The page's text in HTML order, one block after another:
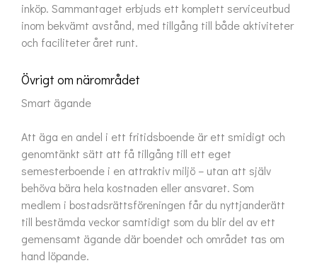
inköp. Sammantaget erbjuds ett komplett serviceutbud
inom bekvämt avstånd, med tillgång till både aktiviteter
och faciliteter året runt.
Övrigt om närområdet
Smart ägande
Att äga en andel i ett fritidsboende är ett smidigt och
genomtänkt sätt att få tillgång till ett eget
semesterboende i en attraktiv miljö – utan att själv
behöva bära hela kostnaden eller ansvaret. Som
medlem i bostadsrättsföreningen får du nyttjanderätt
till bestämda veckor samtidigt som du blir del av ett
gemensamt ägande där boendet och området tas om
hand löpande.